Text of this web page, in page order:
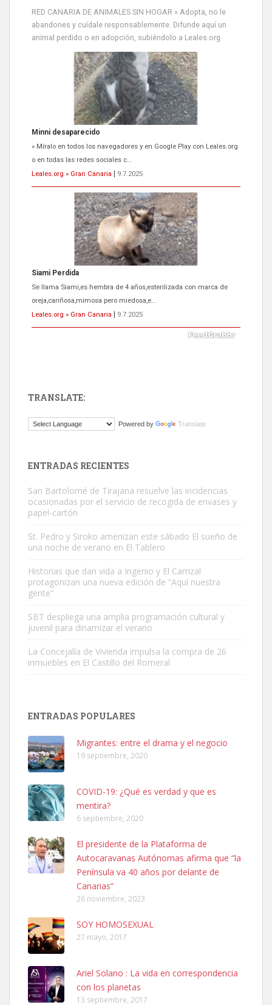
RED CANARIA DE ANIMALES SIN HOGAR » Adopta, no le
abandones y cuídale responsablemente. Difunde aquí un
animal perdido o en adopción, subiéndolo a Leales.org
Minni desaparecido
» Míralo en todos los navegadores y en Google Play con Leales.org
o en todas las redes sociales c...
Leales.org » Gran Canaria
9.7.2025
Siami Perdida
Se llama Siami,es hembra de 4 años,esterilizada con marca de
oreja,cariñosa,mimosa pero miedosa,e...
Leales.org » Gran Canaria
9.7.2025
El ayuntamiento se va a llevar a Los Gatos callejeros de la zona los
Este gato macho ha aparecido en la calle hace menos de un mes,
es muy manso y extremadamente cari...
Leales.org » Gran Canaria
Leales.org » Gran Canaria
SHIBA PERDIDO AVDA JOSE MESA Y LOPEZ
PERRO MACHO RAZA SHIBA CON MICROCHIP PERDIDO HOY
06/07/2025 ZONA MESA Y LOPEZ. ES MUY ASUSTADIZO
Leales.org » Gran Canaria
6.7.2025
Ninfa perdida
El día 5 se los perdió una ninfa papillera, asustada tiene miedo a la
TRANSLATE:
Powered by Translate
ENTRADAS RECIENTES
San Bartolomé de Tirajana resuelve las incidencias
ocasionadas por el servicio de recogida de envases y
papel-cartón
St. Pedro y Siroko amenizan este sábado El sueño de
una noche de verano en El Tablero
Historias que dan vida a Ingenio y El Carrizal
protagonizan una nueva edición de “Aquí nuestra
gente”
SBT despliega una amplia programación cultural y
juvenil para dinamizar el verano
La Concejalía de Vivienda impulsa la compra de 26
inmuebles en El Castillo del Romeral
ENTRADAS POPULARES
Migrantes: entre el drama y el negocio
19 septiembre, 2020
COVID-19: ¿Qué es verdad y que es
mentira?
6 septiembre, 2020
El presidente de la Plataforma de
Autocaravanas Autónomas afirma que “la
Península va 40 años por delante de
Canarias”
26 noviembre, 2023
SOY HOMOSEXUAL
27 mayo, 2017
Ariel Solano : La vida en correspondencia
con los planetas
13 septiembre, 2017